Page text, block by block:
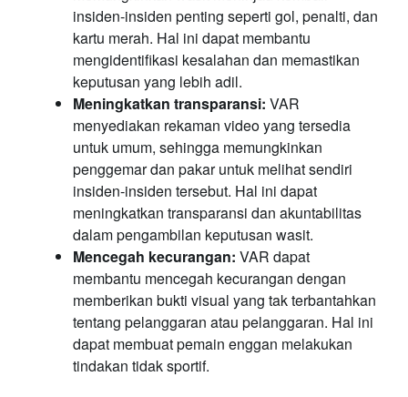
insiden-insiden penting seperti gol, penalti, dan
kartu merah. Hal ini dapat membantu
mengidentifikasi kesalahan dan memastikan
keputusan yang lebih adil.
Meningkatkan transparansi: VAR
menyediakan rekaman video yang tersedia
untuk umum, sehingga memungkinkan
penggemar dan pakar untuk melihat sendiri
insiden-insiden tersebut. Hal ini dapat
meningkatkan transparansi dan akuntabilitas
dalam pengambilan keputusan wasit.
Mencegah kecurangan: VAR dapat
membantu mencegah kecurangan dengan
memberikan bukti visual yang tak terbantahkan
tentang pelanggaran atau pelanggaran. Hal ini
dapat membuat pemain enggan melakukan
tindakan tidak sportif.